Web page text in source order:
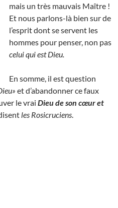
mais un très mauvais Maître !
Et nous parlons-là bien sur de
l’esprit dont se servent les
hommes pour penser, non pas
celui qui est Dieu.
En somme, il est question
et d’abandonner ce faux
le vrai Dieu de son cœur et
les Rosicruciens